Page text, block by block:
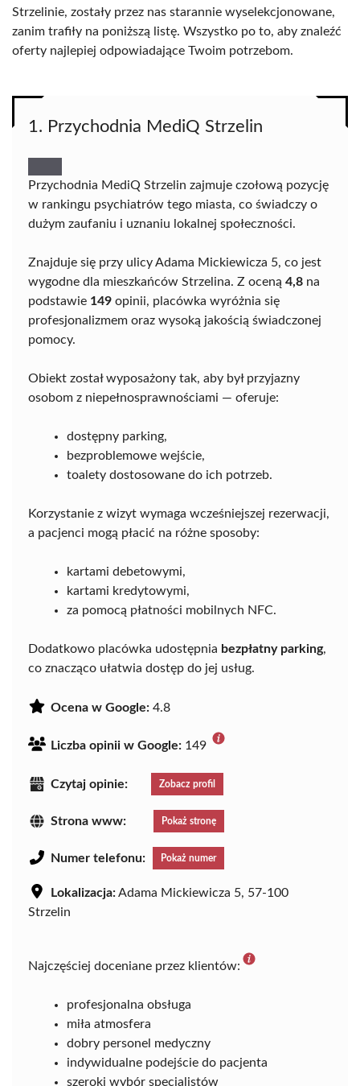
Strzelinie, zostały przez nas starannie wyselekcjonowane,
zanim trafiły na poniższą listę. Wszystko po to, aby znaleźć
oferty najlepiej odpowiadające Twoim potrzebom.
1. Przychodnia MediQ Strzelin
Przychodnia MediQ Strzelin zajmuje czołową pozycję
w rankingu psychiatrów tego miasta, co świadczy o
dużym zaufaniu i uznaniu lokalnej społeczności.
Znajduje się przy ulicy Adama Mickiewicza 5, co jest
wygodne dla mieszkańców Strzelina. Z oceną 4,8 na
podstawie 149 opinii, placówka wyróżnia się
profesjonalizmem oraz wysoką jakością świadczonej
pomocy.
Obiekt został wyposażony tak, aby był przyjazny
osobom z niepełnosprawnościami — oferuje:
dostępny parking,
bezproblemowe wejście,
toalety dostosowane do ich potrzeb.
Korzystanie z wizyt wymaga wcześniejszej rezerwacji,
a pacjenci mogą płacić na różne sposoby:
kartami debetowymi,
kartami kredytowymi,
za pomocą płatności mobilnych NFC.
Dodatkowo placówka udostępnia bezpłatny parking,
co znacząco ułatwia dostęp do jej usług.
Ocena w Google: 4.8
Liczba opinii w Google: 149
Czytaj opinie: Zobacz profil
Strona www: Pokaż stronę
Numer telefonu: Pokaż numer
Lokalizacja:Adama Mickiewicza 5, 57-100
Strzelin
Najczęściej doceniane przez klientów:
profesjonalna obsługa
miła atmosfera
dobry personel medyczny
indywidualne podejście do pacjenta
szeroki wybór specjalistów